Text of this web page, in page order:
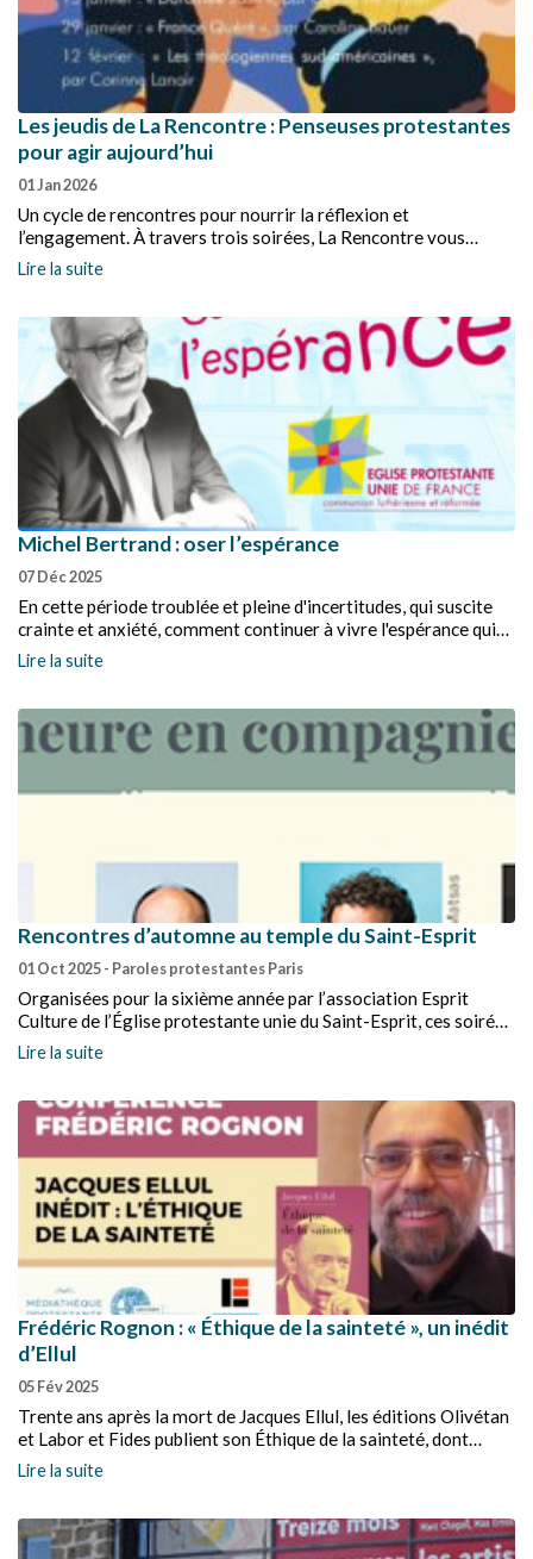
Les jeudis de La Rencontre : Penseuses protestantes
pour agir aujourd’hui
01 Jan 2026
Un cycle de rencontres pour nourrir la réflexion et
l’engagement. À travers trois soirées, La Rencontre vous
propose de découvrir des figures inspirantes de la pensée
protestante, pour éclairer notre foi et notre action aujourd’hui.
Lire la suite
Michel Bertrand : oser l’espérance
07 Déc 2025
En cette période troublée et pleine d'incertitudes, qui suscite
crainte et anxiété, comment continuer à vivre l'espérance qui
nous est donnée en Christ ? « Oser l'espérance » , tel était le
thème de la conférence proposée par le pasteur Michel
décembre 2025.
Lire la suite
Rencontres d’automne au temple du Saint-Esprit
01 Oct 2025- Paroles protestantes Paris
Organisées pour la sixième année par l’association Esprit
Culture de l’Église protestante unie du Saint-Esprit, ces soirées
— programmées du 7 octobre au 25 novembre 2025 — ont
offert une heure privilégiée en compagnie de Florian Grill,
Lire la suite
Frédéric Rognon : « Éthique de la sainteté », un inédit
d’Ellul
05 Fév 2025
Trente ans après la mort de Jacques Ellul, les éditions Olivétan
et Labor et Fides publient son Éthique de la sainteté, dont
l'édition a été pilotée par Frédéric Rognon, professeur de la
Faculté de théologie protestante de l'Unistra.
Lire la suite